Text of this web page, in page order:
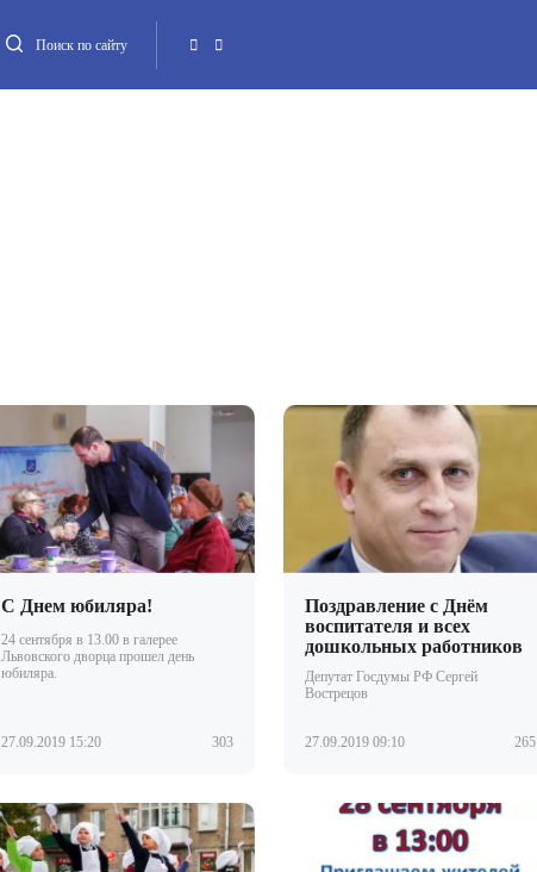
Поиск по сайту
С Днем юбиляра!
24 сентября в 13.00 в галерее
Львовского дворца прошел день
юбиляра.
27.09.2019 15:20 303
Поздравление с Днём
воспитателя и всех
дошкольных работников
Депутат Госдумы РФ Сергей
Вострецов
27.09.2019 09:10 265